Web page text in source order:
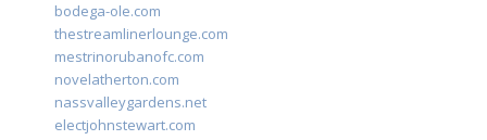
bodega-ole.com
thestreamlinerlounge.com
mestrinorubanofc.com
novelatherton.com
nassvalleygardens.net
electjohnstewart.com